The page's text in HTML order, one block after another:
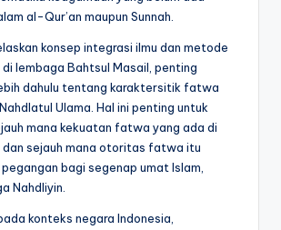
al-Qur’an maupun Sunnah.
konsep integrasi ilmu dan metode
lembaga Bahtsul Masail, penting
dahulu tentang karaktersitik fatwa
Ulama. Hal ini penting untuk
mana kekuatan fatwa yang ada di
dan sejauh mana otoritas fatwa itu
bagi segenap umat Islam,
Nahdliyin.
konteks negara Indonesia,